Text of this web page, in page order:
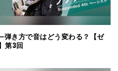
き方で音はどう変わる？【ゼ
第3回